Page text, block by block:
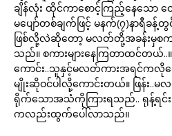
ချိန်လုံး ထိုင်ကာစောင့်ကြည့်နေသော
မပျော်တစ်ချက်ဖြင့် မနက်(၇)နာရီခ
ဖြစ်လို့လဲဆိုတော့ မလတ်တို့အခန်းမှစက
သည်။ စကားများနေကြတာထင်တယ်..
ကောင်း..သူနှင့်မလတ်ကားအရင်ကလိုမ
မျိုးဆိုဝင်ပါလို့ကောင်းတယ်။ ဖြန်း..
ရိုက်သောအသံကိုကြားရသည်.. ရုန့်ရင်းက
ကလည်းထွက်ပေါ်လာသည်။